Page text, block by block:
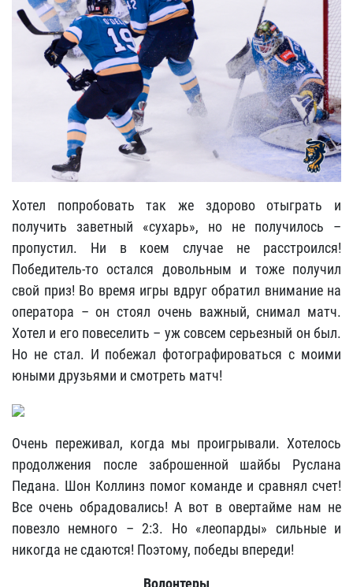
Хотел попробовать так же здорово отыграть и
получить заветный «сухарь», но не получилось –
пропустил. Ни в коем случае не расстроился!
Победитель-то остался довольным и тоже получил
свой приз! Во время игры вдруг обратил внимание на
оператора – он стоял очень важный, снимал матч.
Хотел и его повеселить – уж совсем серьезный он был.
Но не стал. И побежал фотографироваться с моими
юными друзьями и смотреть матч!
Очень переживал, когда мы проигрывали. Хотелось
продолжения после заброшенной шайбы Руслана
Педана. Шон Коллинз помог команде и сравнял счет!
Все очень обрадовались! А вот в овертайме нам не
повезло немного – 2:3. Но «леопарды» сильные и
никогда не сдаются! Поэтому, победы впереди!
Волонтеры